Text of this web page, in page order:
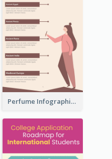
Perfume Infographic